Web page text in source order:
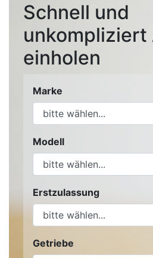
Schnell und
unkompliziert
einholen
Marke
Modell
Erstzulassung
Getriebe